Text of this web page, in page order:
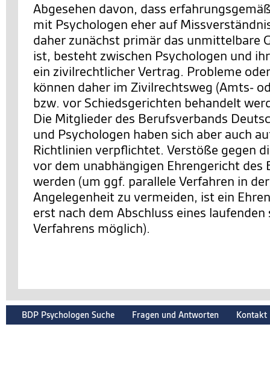
Abgesehen davon, dass
mit Psychologen eher auf
daher zunächst primär das unmittelbare
ist, besteht zwischen Psychologen und
ein zivilrechtlicher Vertrag. Probleme
können daher im Zivilrechtsweg (Amts-
bzw. vor Schiedsgerichten behandelt
Die Mitglieder des Berufsverbands
und Psychologen haben sich aber auch
Richtlinien verpflichtet. Verstöße gegen
vor dem unabhängigen Ehrengericht des
werden (um ggf. parallele Verfahren in
Angelegenheit zu vermeiden, ist ein
erst nach dem Abschluss eines
Verfahrens möglich).
BDP Psychologen Suche Fragen und Antworten Kontakt